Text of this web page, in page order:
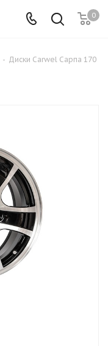
0
- Диски Carwel Сарпа 170